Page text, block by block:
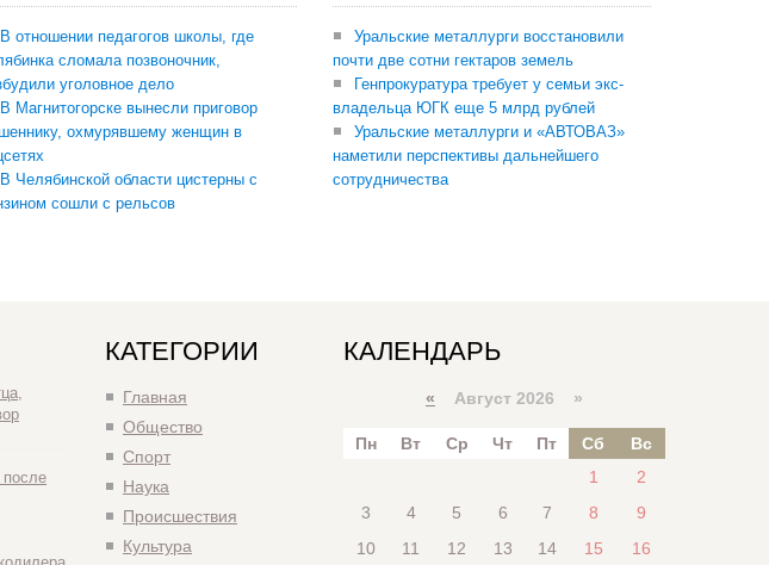
В отношении педагогов школы, где
сломала позвоночник,
уголовное дело
В Магнитогорске вынесли приговор
охмурявшему женщин в
В Челябинской области цистерны с
сошли с рельсов
Уральские металлурги восстановили
почти две сотни гектаров земель
Генпрокуратура требует у семьи экс-
владельца ЮГК еще 5 млрд рублей
Уральские металлурги и «АВТОВАЗ»
наметили перспективы дальнейшего
сотрудничества
КАТЕГОРИИ
Главная
Общество
Спорт
Наука
Происшествия
Культура
КАЛЕНДАРЬ
« Август 2026 »
Пн Вт Ср Чт Пт Сб
Вс
1
2
3
4 5 6 7 8
9
10
11 12 13 14 15 16